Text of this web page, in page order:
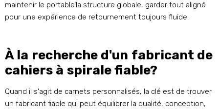
maintenir le portable’la structure globale, garder tout aligné
pour une expérience de retournement toujours fluide.
À la recherche d'un fabricant de
cahiers à spirale fiable?
Quand il s'agit de carnets personnalisés, la clé est de trouver
un fabricant fiable qui peut équilibrer la qualité, conception,